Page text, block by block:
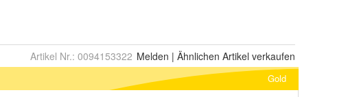
Artikel Nr.: 0094153322 Melden | Ähnlichen Artikel verkaufen
Gold